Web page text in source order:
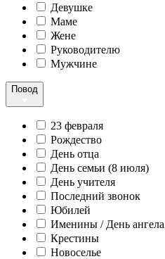
Девушке
Маме
Жене
Руководителю
Мужчине
Повод
23 февраля
Рождество
День отца
День семьи (8 июля)
День учителя
Последний звонок
Юбилей
Именины / День ангела
Крестины
Новоселье